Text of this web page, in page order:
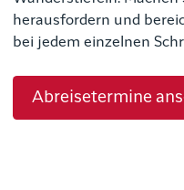
herausfordern und
bei jedem einzelnen
Abreisetermine